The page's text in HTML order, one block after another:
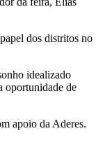
dos distritos no
idealizado
oportunidade de
apoio da Aderes.